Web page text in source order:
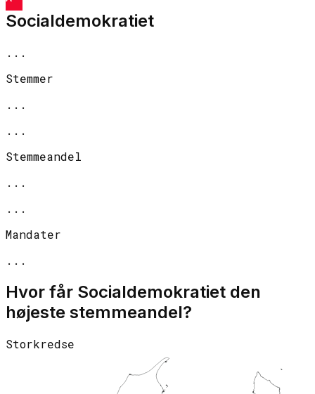
Socialdemokratiet
...
Stemmer
...
...
Stemmeandel
...
...
Mandater
...
Hvor får Socialdemokratiet den
højeste stemmeandel?
Storkredse